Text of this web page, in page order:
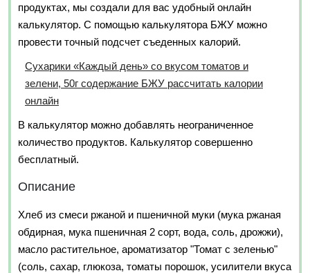
продуктах, мы создали для вас удобный онлайн
калькулятор. С помощью калькулятора БЖУ можно
провести точный подсчет съеденных калорий.
Сухарики «Каждый день» со вкусом томатов и
зелени, 50г содержание БЖУ рассчитать калории
онлайн
В калькулятор можно добавлять неограниченное
количество продуктов. Калькулятор совершенно
бесплатный.
Описание
Хлеб из смеси ржаной и пшеничной муки (мука ржаная
обдирная, мука пшеничная 2 сорт, вода, соль, дрожжи),
масло растительное, ароматизатор "Томат с зеленью"
(соль, сахар, глюкоза, томаты порошок, усилители вкуса